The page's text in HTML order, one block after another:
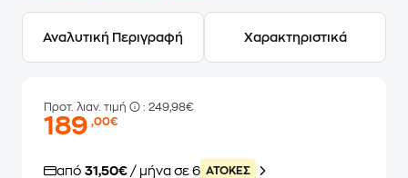
Αναλυτική Περιγραφή Χαρακτηριστικά
Προτ. λιαν. τιμή : 249,98€
189,00€
από 31,50€ / μήνα σε 6 ATOKEΣ